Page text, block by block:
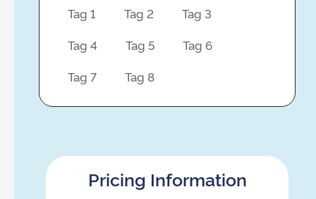
Tag 1 Tag 2
Tag 3
Tag 4
Tag 5
Tag 6
Tag 7
Tag 8
Pricing Information